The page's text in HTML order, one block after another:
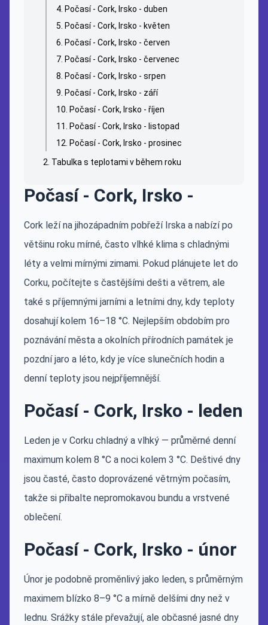
Počasí - Cork, Irsko - duben
Počasí - Cork, Irsko - květen
Počasí - Cork, Irsko - červen
Počasí - Cork, Irsko - červenec
Počasí - Cork, Irsko - srpen
Počasí - Cork, Irsko - září
Počasí - Cork, Irsko - říjen
Počasí - Cork, Irsko - listopad
Počasí - Cork, Irsko - prosinec
Tabulka s teplotami v během roku
Počasí - Cork, Irsko -
Cork leží na jihozápadním pobřeží Irska a nabízí po
většinu roku mírné, často vlhké klima s chladnými
léty a velmi mírnými zimami. Pokud plánujete let do
Corku, počítejte s častějšími dešti a větrem, ale
také s příjemnými jarními a letními dny, kdy teploty
dosahují kolem 16–18 °C. Nejlepším obdobím pro
poznávání města a okolních přírodních památek je
pozdní jaro a léto, kdy je více slunečních hodin a
denní teploty jsou nejpříjemnější.
Počasí - Cork, Irsko - leden
Leden je v Corku chladný a vlhký — průměrné denní
maximum kolem 8 °C a noci kolem 3 °C. Deštivé dny
jsou časté, často doprovázené větrným počasím,
takže si přibalte nepromokavou bundu a vrstvené
oblečení.
Počasí - Cork, Irsko - únor
Únor je podobně proměnlivý jako leden, s průměrným
maximem blízko 8–9 °C a mírně delšími dny než v
lednu. Srážky stále převažují, ale občasné jasné dny